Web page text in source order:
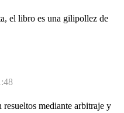
el libro es una gilipollez de
mediante arbitraje y